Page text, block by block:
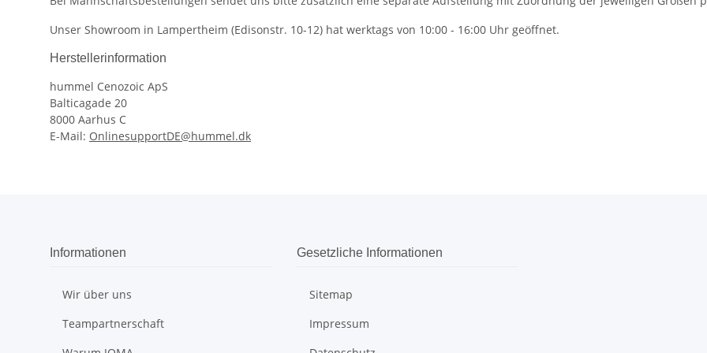
Unser Showroom in Lampertheim (Edisonstr. 10-12) hat werktags von 10:00 - 16:00 Uhr geöffnet.
Herstellerinformation
hummel Cenozoic ApS
Balticagade 20
8000 Aarhus C
E-Mail: OnlinesupportDE@hummel.dk
Informationen
Wir über uns
Teampartnerschaft
Gesetzliche Informationen
Sitemap
Impressum